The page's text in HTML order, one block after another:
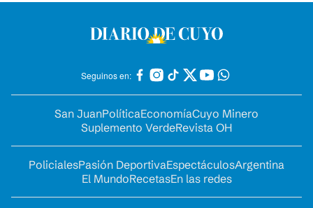
Seguinos en:
San JuanPolíticaEconomíaCuyo Minero
Suplemento VerdeRevista OH
PolicialesPasión DeportivaEspectáculosArgentina
El MundoRecetasEn las redes